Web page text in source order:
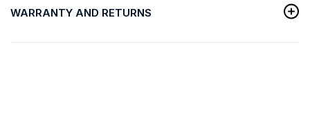
WARRANTY AND RETURNS